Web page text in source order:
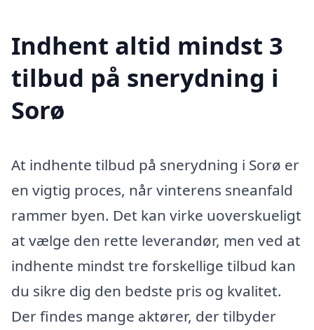
Indhent altid mindst 3
tilbud på snerydning i
Sorø
At indhente tilbud på snerydning i Sorø er
en vigtig proces, når vinterens sneanfald
rammer byen. Det kan virke uoverskueligt
at vælge den rette leverandør, men ved at
indhente mindst tre forskellige tilbud kan
du sikre dig den bedste pris og kvalitet.
Der findes mange aktører, der tilbyder